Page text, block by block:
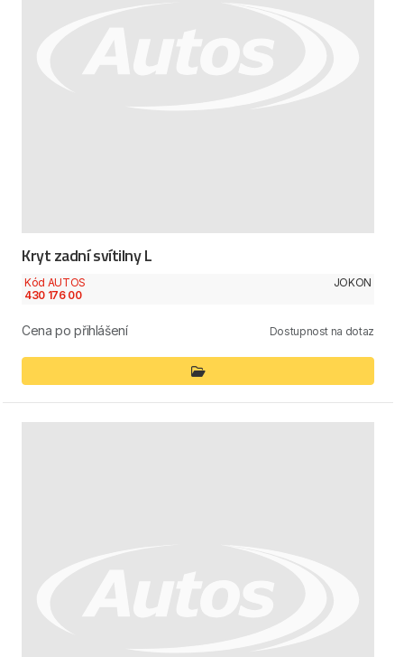
Kryt zadní svítilny L
Kód AUTOS
430 176 00
JOKON
Cena po přihlášení Dostupnost na dotaz